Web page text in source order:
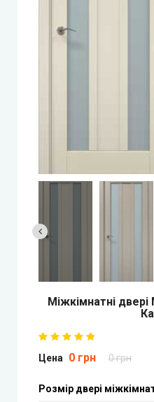
StilDoors (СтілДорс)
OMEGA (Омега)
Portalino Doors (Порталіно)
Rezult
Міжкімнатні
Цена 0 грн 0 грн
Розмір двері